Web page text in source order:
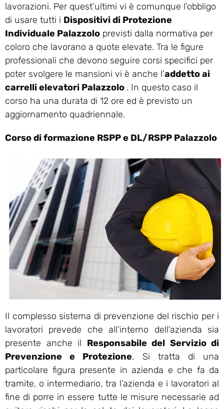
lavorazioni. Per quest’ultimi vi è comunque l’obbligo
di usare tutti i Dispositivi di Protezione
Individuale Palazzolo previsti dalla normativa per
coloro che lavorano a quote elevate. Tra le figure
professionali che devono seguire corsi specifici per
poter svolgere le mansioni vi è anche l’addetto ai
carrelli elevatori Palazzolo . In questo caso il
corso ha una durata di 12 ore ed è previsto un
aggiornamento quadriennale.
Corso di formazione RSPP e DL/RSPP Palazzolo
Il complesso sistema di prevenzione del rischio per i
lavoratori prevede che all’interno dell’azienda sia
presente anche il Responsabile del Servizio di
Prevenzione e Protezione. Si tratta di una
particolare figura presente in azienda e che fa da
tramite, o intermediario, tra l’azienda e i lavoratori al
fine di porre in essere tutte le misure necessarie ad